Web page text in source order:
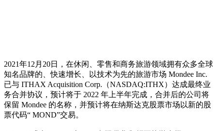
2021年12月20日，在休闲、零售和商务旅游领域拥有众多全球
知名品牌的、快速增长、以技术为先的旅游市场 Mondee Inc.
已与 ITHAX Acquisition Corp.（NASDAQ:ITHX）达成最终业
务合并协议，预计将于 2022 年上半年完成，合并后的公司将
保留 Mondee 的名称，并预计将在纳斯达克股票市场以新的股
票代码“ MOND”交易。